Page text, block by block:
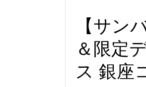
【サン
＆限定
ス 銀座